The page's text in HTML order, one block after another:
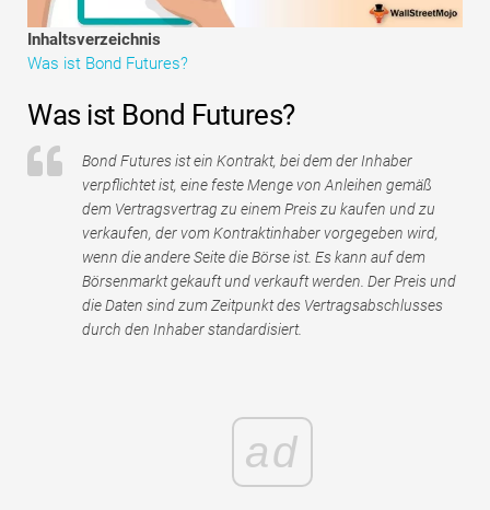
Tutorials zur Finanzmodellierung
Vollständige Form
Risikomanagement-Tutorials
Inhaltsverzeichnis
Was ist Bond Futures?
Was ist Bond Futures?
Bond Futures ist ein Kontrakt, bei dem der Inhaber
verpflichtet ist, eine feste Menge von Anleihen gemäß
dem Vertragsvertrag zu einem Preis zu kaufen und zu
verkaufen, der vom Kontraktinhaber vorgegeben wird,
wenn die andere Seite die Börse ist. Es kann auf dem
Börsenmarkt gekauft und verkauft werden. Der Preis und
die Daten sind zum Zeitpunkt des Vertragsabschlusses
durch den Inhaber standardisiert.
ad